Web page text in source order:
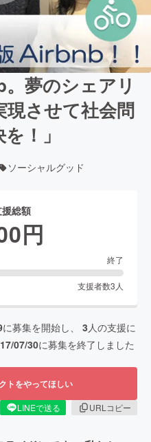
。夢のシェアリ
させて社会問
！」
ソーシャルグッド
総額
円
終了
支援者数3 人
に募集を開始し、 3人の支援に
07/30に募集を終了しました
トをやってほしい
LINEで送る
URLコピー